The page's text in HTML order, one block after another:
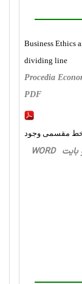
Business Ethics
dividing line
Procedia
PDF
خط مقسمی وجود